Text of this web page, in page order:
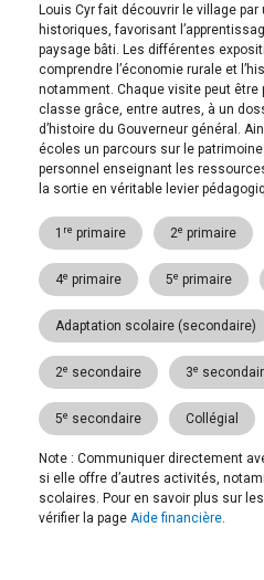
Louis Cyr fait découvrir le village
historiques, favorisant
paysage bâti. Les différentes
comprendre l’économie rurale et
notamment. Chaque visite peut être
classe grâce, entre autres, à un
d’histoire du Gouverneur général.
écoles un parcours sur le
personnel enseignant les
la sortie en véritable levier
1 re primaire 2e primaire
4e primaire 5e primaire
Adaptation scolaire (secondaire)
2e secondaire 3e
5e secondaire Collégial
Note : Communiquer directement
si elle offre d’autres activités,
scolaires. Pour en savoir plus sur
vérifier la page Aide financière.